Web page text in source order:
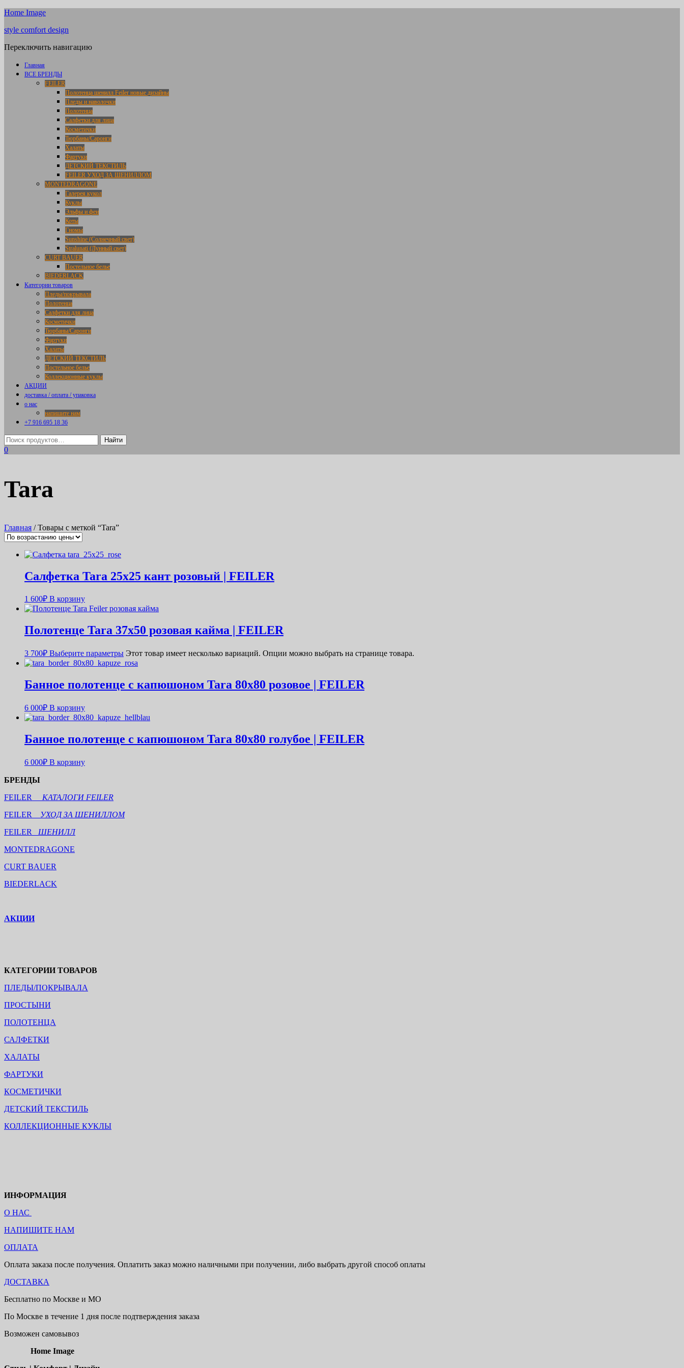
Home Image
style comfort design
Переключить навигацию
Главная
ВСЕ БРЕНДЫ
FEILER
Полотенца шенилл Feiler новые дизайны
Пледы и наволочки
Полотенца
Салфетки для лица
Косметички
Тюрбаны/Саронги
Халаты
Фартуки
ДЕТСКИЙ ТЕКСТИЛЬ
FEILER УХОД ЗА ШЕНИЛЛОМ
MONTEDRAGONE
Галерея кукол
Куклы
Эльфы и феи
Коты
Гномы
Sunshine (Солнечный свет)
Stralunati (Лунный свет)
CURT BAUER
Постельное белье
BIEDERLACK
Категории товаров
Пледы/покрывала
Полотенца
Салфетки для лица
Косметички
Тюрбаны/Саронги
Фартуки
Халаты
ДЕТСКИЙ ТЕКСТИЛЬ
Постельное белье
Коллекционные куклы
АКЦИИ
доставка / оплата / упаковка
о нас
напишите нам
+7 916 695 18 36
0
Tara
Главная / Товары с меткой “Tara”
Салфетка Tara 25х25 кант розовый | FEILER
1 600₽ В корзину
Полотенце Tara 37х50 розовая кайма | FEILER
3 700₽ Выберите параметры Этот товар имеет несколько вариаций. Опции можно выбрать на странице товара.
Банное полотенце с капюшоном Tara 80х80 розовое | FEILER
6 000₽ В корзину
Банное полотенце с капюшоном Tara 80х80 голубое | FEILER
6 000₽ В корзину
БРЕНДЫ
FEILER КАТАЛОГИ FEILER
FEILER
УХОД ЗА ШЕНИЛЛОМ
FEILER ШЕНИЛЛ
MONTEDRAGONE
CURT BAUER
BIEDERLACK
АКЦИИ
КАТЕГОРИИ ТОВАРОВ
ПЛЕДЫ/ПОКРЫВАЛА
ПРОСТЫНИ
ПОЛОТЕНЦА
САЛФЕТКИ
ХАЛАТЫ
ФАРТУКИ
КОСМЕТИЧКИ
ДЕТСКИЙ ТЕКСТИЛЬ
КОЛЛЕКЦИОННЫЕ КУКЛЫ
ИНФОРМАЦИЯ
О НАС
НАПИШИТЕ НАМ
ОПЛАТА
Оплата заказа после получения. Оплатить заказ можно наличными при получении, либо выбрать другой способ оплаты
ДОСТАВКА
Бесплатно по Москве и МО
По Москве в течение 1 дня после подтверждения заказа
Возможен самовывоз
Home Image